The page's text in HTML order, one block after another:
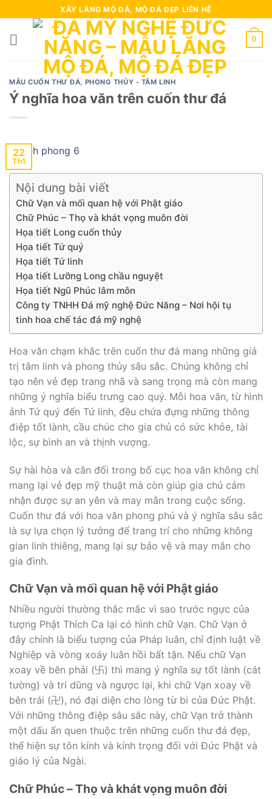
to
content
XÂY LĂNG MỘ ĐÁ, MỘ ĐÁ ĐẸP LIÊN HỆ
0
MẪU CUỐN THƯ ĐÁ, PHONG THỦY - TÂM LINH
Ý nghĩa hoa văn trên cuốn thư đá
22
Th1
Nội dung bài viết
Chữ Vạn và mối quan hệ với Phật giáo
Chữ Phúc – Thọ và khát vọng muôn đời
Họa tiết Long cuốn thủy
Họa tiết Tứ quý
Họa tiết Tứ linh
Họa tiết Lưỡng Long chầu nguyệt
Họa tiết Ngũ Phúc lâm môn
Công ty TNHH Đá mỹ nghệ Đức Năng – Nơi hội tụ
tinh hoa chế tác đá mỹ nghệ
Hoa văn chạm khắc trên cuốn thư đá mang những giá
trị tâm linh và phong thủy sâu sắc. Chúng không chỉ
tạo nên vẻ đẹp trang nhã và sang trọng mà còn mang
những ý nghĩa biểu trưng cao quý. Mỗi hoa văn, từ hình
ảnh Tứ quý đến Tứ linh, đều chứa đựng những thông
điệp tốt lành, cầu chúc cho gia chủ có sức khỏe, tài
lộc, sự bình an và thịnh vượng.
Sự hài hòa và cân đối trong bố cục hoa văn không chỉ
mang lại vẻ đẹp mỹ thuật mà còn giúp gia chủ cảm
nhận được sự an yên và may mắn trong cuộc sống.
Cuốn thư đá với hoa văn phong phú và ý nghĩa sâu sắc
là sự lựa chọn lý tưởng để trang trí cho những không
gian linh thiêng, mang lại sự bảo vệ và may mắn cho
gia đình.
Chữ Vạn và mối quan hệ với Phật giáo
Nhiều người thường thắc mắc vì sao trước ngực của
tượng Phật Thích Ca lại có hình chữ Vạn. Chữ Vạn ở
đây chính là biểu tượng của Pháp luân, chỉ định luật về
Nghiệp và vòng xoáy luân hồi bất tận. Nếu chữ Vạn
xoay về bên phải (卐) thì mang ý nghĩa sự tốt lành (cát
tường) và trí dũng và ngược lại, khi chữ Vạn xoay về
bên trái (卍), nó đại diện cho lòng từ bi của Đức Phật.
Với những thông điệp sâu sắc này, chữ Vạn trở thành
một dấu ấn quen thuộc trên những cuốn thư đá đẹp,
thể hiện sự tôn kính và kính trọng đối với Đức Phật và
giáo lý của Ngài.
Chữ Phúc – Thọ và khát vọng muôn đời